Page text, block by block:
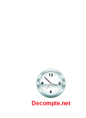
Decompte.net